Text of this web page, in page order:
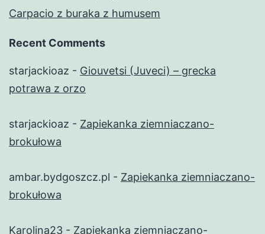
Carpacio z buraka z humusem
Recent Comments
starjackioaz - Giouvetsi (Juveci) – grecka
potrawa z orzo
starjackioaz - Zapiekanka ziemniaczano-
brokułowa
ambar.bydgoszcz.pl - Zapiekanka ziemniaczano-
brokułowa
Karolina23 - Zapiekanka ziemniaczano-